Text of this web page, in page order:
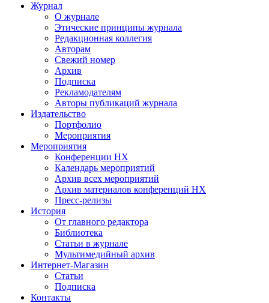
Журнал
О журнале
Этические принципы журнала
Редакционная коллегия
Авторам
Свежий номер
Архив
Подписка
Рекламодателям
Авторы публикаций журнала
Издательство
Портфолио
Мероприятия
Мероприятия
Конференции НХ
Календарь мероприятий
Архив всех мероприятий
Архив материалов конференций НХ
Пресс-релизы
История
От главного редактора
Библиотека
Статьи в журнале
Мультимедийный архив
Интернет-Магазин
Статьи
Подписка
Контакты